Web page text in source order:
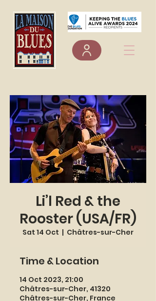
Li’l Red & the
Rooster (USA/FR)
Sat 14 Oct
  |
Châtres-sur-Cher
Time & Location
14 Oct 2023, 21:00
Châtres-sur-Cher, 41320
Châtres-sur-Cher, France